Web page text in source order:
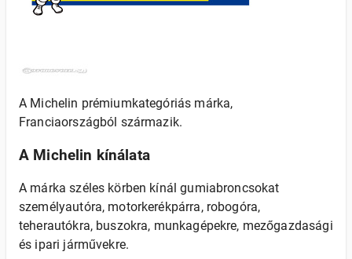
A Michelin prémiumkategóriás márka,
Franciaországból származik.
A Michelin kínálata
A márka széles körben kínál gumiabroncsokat
személyautóra, motorkerékpárra, robogóra,
teherautókra, buszokra, munkagépekre, mezőgazdasági
és ipari járművekre.